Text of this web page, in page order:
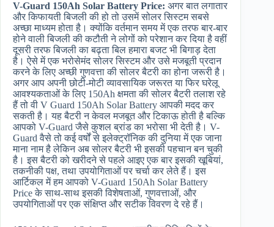
V-Guard 150Ah Solar Battery Price: अगर बात लगातार
और किफायती बिजली की हो तो उसमें सोलर सिस्टम सबसे
अच्छा माध्यम होता है। क्योंकि वर्तमान समय में एक तरफ बार-बार
होने वाली बिजली की कटौती ने लोगों को परेशान कर दिया है वहीं
दूसरी तरफ बिजली का बढ़ता बिल हमारा बजट भी बिगाड़ देता
है। ऐसे में एक भरोसेमंद सोलर सिस्टम और उसे मजबूती प्रदान
करने के लिए अच्छी गुणवत्ता की सोलर बैटरी का होना जरूरी है।
अगर आप अपनी छोटी-मोटी व्यावसायिक जरूरत या फिर घरेलू
आवश्यकताओं के लिए 150Ah क्षमता की सोलर बैटरी तलाश रहे
हैं तो वी V Guard 150Ah Solar Battery आपकी मदद कर
सकती है। यह बैटरी न केवल मजबूत और टिकाऊ होती है बल्कि
आपको V-Guard जैसे कुशल ब्रांड का भरोसा भी देती है। V-
Guard वैसे तो कई वर्षों से इलेक्ट्रॉनिक की दुनिया में एक जाना
माना नाम है लेकिन अब सोलर बैटरी भी इसकी पहचान बन चुकी
है। इस बैटरी को खरीदने से पहले आइए एक बार इसकी खूबियां,
तकनीकी पक्ष, तथा उपयोगिताओं पर चर्चा कर लेते हैं। इस
आर्टिकल में हम आपको V-Guard 150Ah Solar Battery
Price के साथ-साथ इसकी विशेषताओं, गुणवत्ताओं, और
उपयोगिताओं पर एक संक्षिप्त और सटीक विवरण दे रहे हैं।